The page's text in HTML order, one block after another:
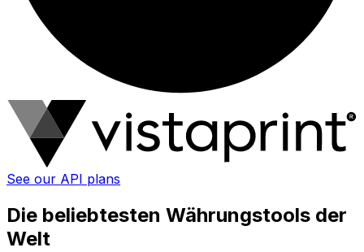
See our API plans
Die beliebtesten Währungstools der
Welt